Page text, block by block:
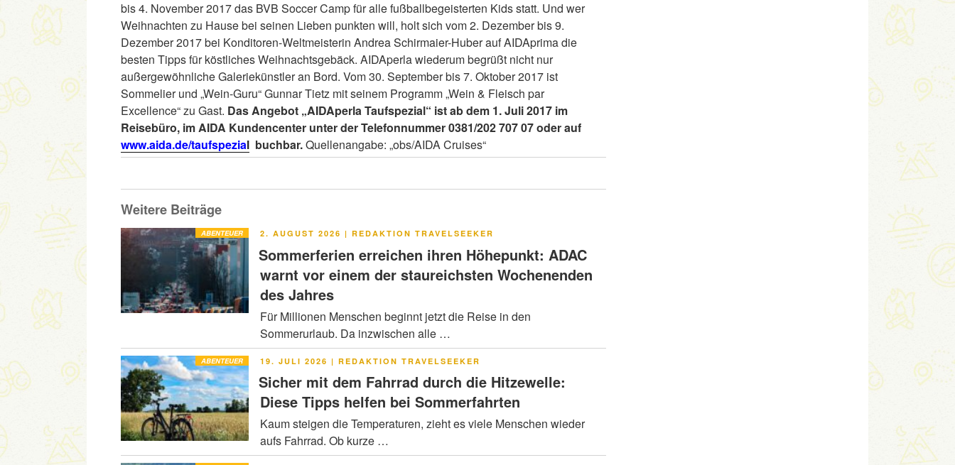
bis 4. November 2017 das BVB Soccer Camp für alle fußballbegeisterten Kids statt. Und wer
Weihnachten zu Hause bei seinen Lieben punkten will, holt sich vom 2. Dezember bis 9.
Dezember 2017 bei Konditoren-Weltmeisterin Andrea Schirmaier-Huber auf AIDAprima die
besten Tipps für köstliches Weihnachtsgebäck. AIDAperla wiederum begrüßt nicht nur
außergewöhnliche Galeriekünstler an Bord. Vom 30. September bis 7. Oktober 2017 ist
Sommelier und „Wein-Guru“ Gunnar Tietz mit seinem Programm „Wein & Fleisch par
Excellence“ zu Gast. Das Angebot „AIDAperla Taufspezial“ ist ab dem 1. Juli 2017 im
Reisebüro, im AIDA Kundencenter unter der Telefonnummer 0381/202 707 07 oder auf
www.aida.de/taufspezial buchbar.Quellenangabe: „obs/AIDA Cruises“
Weitere Beiträge
ABENTEUER
VERÖFFENTLICHT
2. AUGUST 2026 | REDAKTION TRAVELSEEKER
Sommerferien erreichen ihren Höhepunkt: ADAC
warnt vor einem der staureichsten Wochenenden
des Jahres
Für Millionen Menschen beginnt jetzt die Reise in den
Sommerurlaub. Da inzwischen alle …
ABENTEUER
VERÖFFENTLICHT
19. JULI 2026 | REDAKTION TRAVELSEEKER
Sicher mit dem Fahrrad durch die Hitzewelle:
Diese Tipps helfen bei Sommerfahrten
Kaum steigen die Temperaturen, zieht es viele Menschen wieder
aufs Fahrrad. Ob kurze …